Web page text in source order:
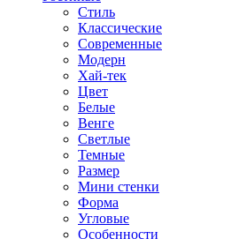
Стиль
Классические
Современные
Модерн
Хай-тек
Цвет
Белые
Венге
Светлые
Темные
Размер
Мини стенки
Форма
Угловые
Особенности